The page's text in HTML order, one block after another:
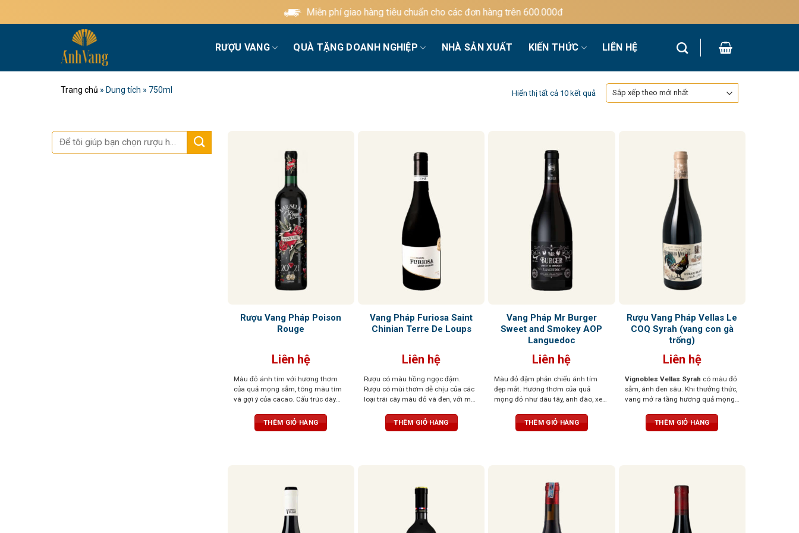
qua
Miễn phí giao hàng tiêu chuẩn cho các đơn hàng trên 600.000đ
RƯỢU VANG QUÀ TẶNG DOANH NGHIỆP NHÀ SẢN XUẤT KIẾN THỨC LIÊN HỆ
Trang chủ » Dung tích » 750ml Hiển thị tất cả 10 kết quảĐã
sắp
Tìm
kiếm:
Rượu Vang Pháp Poison
Rouge
Liên hệ
Màu đỏ ánh tím với hương thơm
của quả mọng sẫm, tông màu tím
và gợi ý của cacao. Cấu trúc dày
và quả mọng đenTHÊM GIỎ HÀNG
Vang Pháp Furiosa Saint
Chinian Terre De Loups
Liên hệ
Rượu có màu hồng ngọc đậm.
Rượu có mùi thơm dễ chịu của các
loại trái cây màu đỏ và đen, với một
nhàng. Vòm miệng được tráng rất
cân đối và thể hiện rất nhiều sự tinh
THÊM GIỎ HÀNG
Vang Pháp Mr Burger
Sweet and Smokey AOP
Languedoc
Liên hệ
Màu đỏ đậm phản chiếu ánh tím
đẹp mắt. Hương thơm của quả
mọng đỏ như dâu tây, anh đào, xen
hương, tuyết tùng tạo nên một tầng
hương phức hợp, gợi cảm và sống
THÊM GIỎ HÀNG
Rượu Vang Pháp Vellas Le
COQ Syrah (vang con gà
trống)
Liên hệ
Vignobles Vellas Syrah có màu đỏ
sẫm, ánh đen sâu. Khi thưởng thức,
vang mở ra tầng hương quả mọng
xen lẫn hương gia vị nhẹ, tiêu đen,
thảo mộc và chút vị khói ấm áp.
THÊM GIỎ HÀNG